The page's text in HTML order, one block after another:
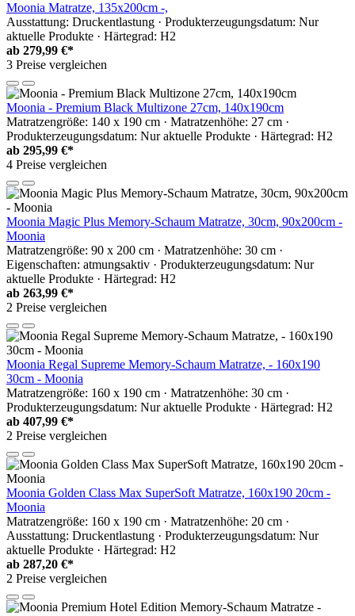
Moonia Matratze, 135x200cm -,
Ausstattung: Druckentlastung · Produkterzeugungsdatum: Nur
aktuelle Produkte · Härtegrad: H2
ab 279,99 €*
3 Preise vergleichen
Moonia - Premium Black Multizone 27cm, 140x190cm
Matratzengröße: 140 x 190 cm · Matratzenhöhe: 27 cm ·
Produkterzeugungsdatum: Nur aktuelle Produkte · Härtegrad: H2
ab 295,99 €*
4 Preise vergleichen
Moonia Magic Plus Memory-Schaum Matratze, 30cm, 90x200cm -
Moonia
Matratzengröße: 90 x 200 cm · Matratzenhöhe: 30 cm ·
Eigenschaften: atmungsaktiv · Produkterzeugungsdatum: Nur
aktuelle Produkte · Härtegrad: H2
ab 263,99 €*
2 Preise vergleichen
Moonia Regal Supreme Memory-Schaum Matratze, - 160x190
30cm - Moonia
Matratzengröße: 160 x 190 cm · Matratzenhöhe: 30 cm ·
Produkterzeugungsdatum: Nur aktuelle Produkte · Härtegrad: H2
ab 407,99 €*
2 Preise vergleichen
Moonia Golden Class Max SuperSoft Matratze, 160x190 20cm -
Moonia
Matratzengröße: 160 x 190 cm · Matratzenhöhe: 20 cm ·
Ausstattung: Druckentlastung · Produkterzeugungsdatum: Nur
aktuelle Produkte · Härtegrad: H2
ab 287,20 €*
2 Preise vergleichen